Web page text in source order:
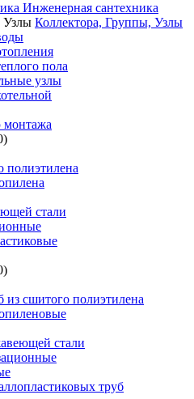
Инженерная сантехника
Коллектора, Группы, Узлы
пола
узлы
монтажа
полиэтилена
стали
из сшитого полиэтилена
стали
труб